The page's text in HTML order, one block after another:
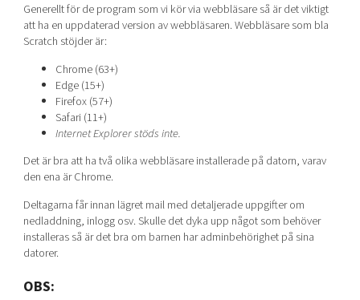
Generellt för de program som vi kör via webbläsare så är det viktigt
att ha en uppdaterad version av webbläsaren. Webbläsare som bla
Scratch stöjder är:
Chrome (63+)
Edge (15+)
Firefox (57+)
Safari (11+)
Internet Explorer stöds inte.
Det är bra att ha två olika webbläsare installerade på datorn, varav
den ena är Chrome.
Deltagarna får innan lägret mail med detaljerade uppgifter om
nedladdning, inlogg osv. Skulle det dyka upp något som behöver
installeras så är det bra om barnen har adminbehörighet på sina
datorer.
OBS: